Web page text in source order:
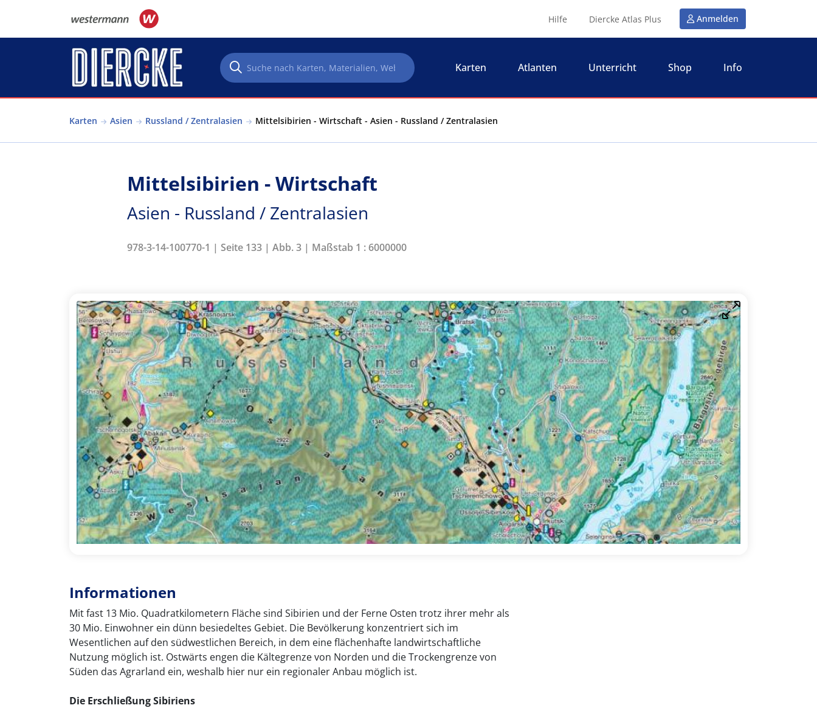
Hilfe Diercke Atlas Plus Anmelden
Karten Atlanten Unterricht Shop Info
Karten Asien Russland / Zentralasien Mittelsibirien - Wirtschaft - Asien - Russland / Zentralasien
Mittelsibirien - Wirtschaft
Asien - Russland / Zentralasien
978-3-14-100770-1 | Seite 133 | Abb. 3 | Maßstab 1 : 6000000
Informationen
Mit fast 13 Mio. Quadratkilometern Fläche sind Sibirien und der Ferne Osten trotz ihrer mehr als
30 Mio. Einwohner ein dünn besiedeltes Gebiet. Die Bevölkerung konzentriert sich im
Wesentlichen auf den südwestlichen Bereich, in dem eine flächenhafte landwirtschaftliche
Nutzung möglich ist. Ostwärts engen die Kältegrenze von Norden und die Trockengrenze von
Süden das Agrarland ein, weshalb hier nur ein regionaler Anbau möglich ist.
Die Erschließung Sibiriens